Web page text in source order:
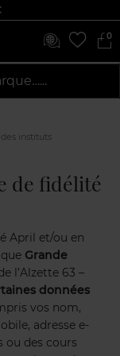
0
instituts
de fidélité
April et/ou en
Grande
l’Alzette 63 –
données
vos nom,
adresse e-
ou des cours